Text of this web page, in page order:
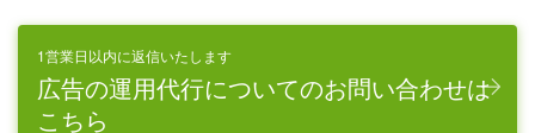
1営業日以内に返信いたします
広告の運用代行についてのお問い合わせは
こちら